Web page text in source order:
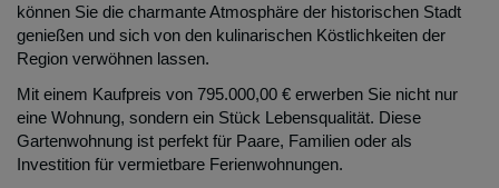
können Sie die charmante Atmosphäre der historischen Stadt
genießen und sich von den kulinarischen Köstlichkeiten der
Region verwöhnen lassen.
Mit einem Kaufpreis von 795.000,00 € erwerben Sie nicht nur
eine Wohnung, sondern ein Stück Lebensqualität. Diese
Gartenwohnung ist perfekt für Paare, Familien oder als
Investition für vermietbare Ferienwohnungen.